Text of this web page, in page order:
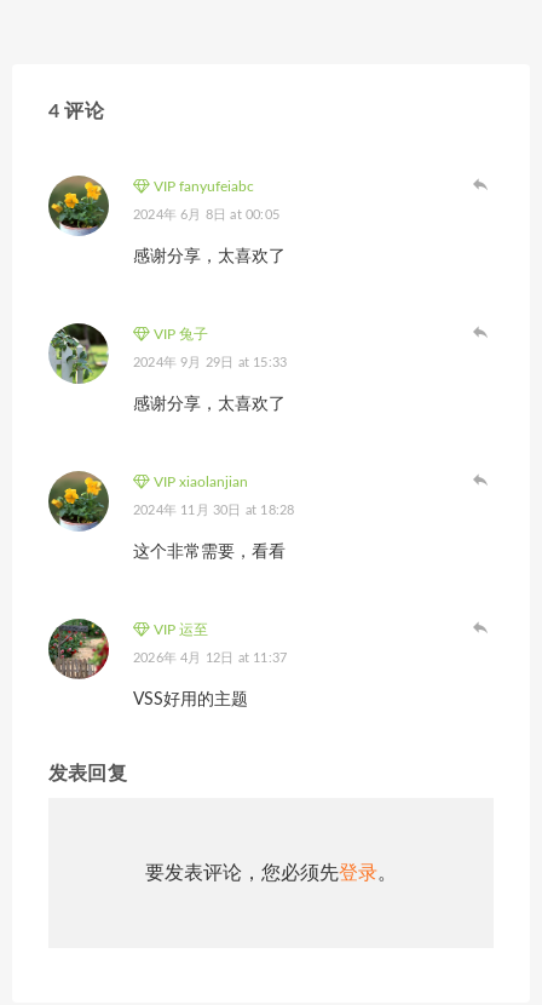
4 评论
VIP fanyufeiabc
2024年 6月 8日 at 00:05
感谢分享，太喜欢了
VIP 兔子
2024年 9月 29日 at 15:33
感谢分享，太喜欢了
VIP xiaolanjian
2024年 11月 30日 at 18:28
这个非常需要，看看
VIP 运至
2026年 4月 12日 at 11:37
VSS好用的主题
发表回复
要发表评论，您必须先登录。